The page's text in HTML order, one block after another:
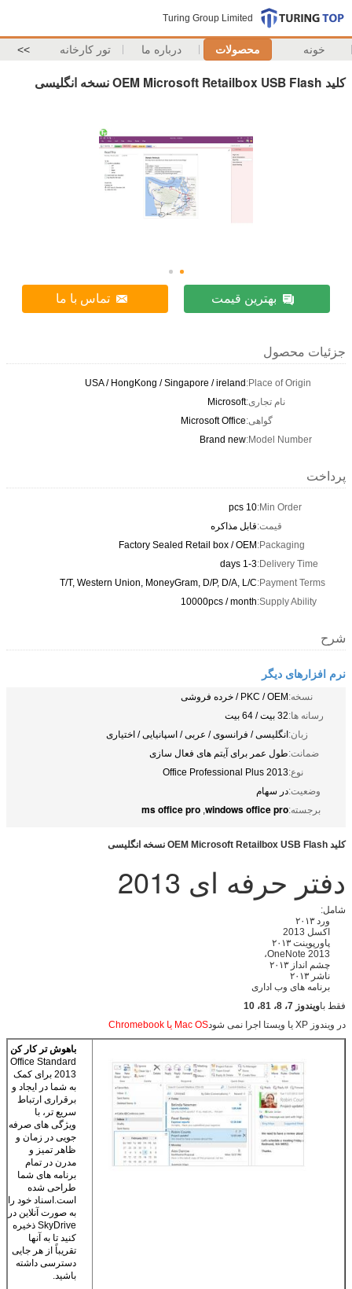
Turing Group Limited
خونه محصولات درباره ما تور کارخانه >>
کلید OEM Microsoft Retailbox USB Flash نسخه انگلیسی
بهترین قیمت تماس با ما
جزئیات محصول
Place of Origin:
USA / HongKong / Singapore / ireland
نام تجاری:Microsoft
گواهی:Microsoft Office
Model Number:
Brand new
پرداخت
Min Order:
10 pcs
قیمت:قابل مذاکره
Packaging:
Factory Sealed Retail box / OEM
Delivery Time:
1-3 days
Payment Terms:
T/T, Western Union, MoneyGram, D/P, D/A, L/C
Supply Ability:
10000pcs / month
شرح
نرم افزارهای دیگر
نسخه:PKC / OEM / خرده فروشی
رسانه ها:32 بیت / 64 بیت
زبان:انگلیسی / فرانسوی / عربی / اسپانیایی / اختیاری
ضمانت:طول عمر برای آیتم های فعال سازی
نوع:Office Professional Plus 2013
وضعیت:در سهام
برجسته:windows office pro
,
ms office pro
کلید OEM Microsoft Retailbox USB Flash نسخه انگلیسی
دفتر حرفه ای 2013
شامل:
ورد ۲۰۱۳
اکسل 2013
پاورپوینت ۲۰۱۳
OneNote 2013،
چشم انداز ۲۰۱۳
ناشر ۲۰۱۳
برنامه های وب اداری
فقط باویندوز 7، 8، 81، 10
در ویندوز XP یا ویستا اجرا نمی شود
Mac OS یا Chromebook
باهوش تر کار کن
Office Standard
2013 برای کمک
به شما در ایجاد و
برقراری ارتباط
سریع تر، با
ویژگی های صرفه
جویی در زمان و
ظاهر تمیز و
مدرن در تمام
برنامه های شما
طراحی شده
است.اسناد خود را
به صورت آنلاین در
SkyDrive ذخیره
کنید تا به آنها
تقریباً از هر جایی
دسترسی داشته
باشید.